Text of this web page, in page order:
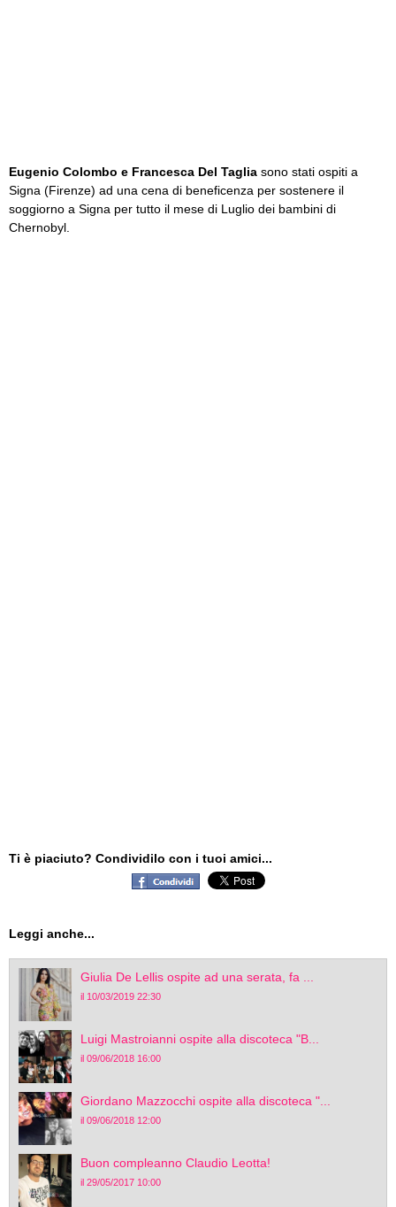
Eugenio Colombo e Francesca Del Taglia sono stati ospiti a
Signa (Firenze) ad una cena di beneficenza per sostenere il
soggiorno a Signa per tutto il mese di Luglio dei bambini di
Chernobyl.
Ti è piaciuto? Condividilo con i tuoi amici...
Leggi anche...
Giulia De Lellis ospite ad una serata, fa ...
il 10/03/2019 22:30
Luigi Mastroianni ospite alla discoteca "B...
il 09/06/2018 16:00
Giordano Mazzocchi ospite alla discoteca "...
il 09/06/2018 12:00
Buon compleanno Claudio Leotta!
il 29/05/2017 10:00